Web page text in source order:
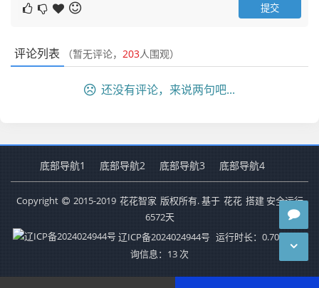
评论列表 （暂无评论， 203人围观）
还没有评论，来说两句吧...
底部导航1 底部导航2 底部导航3 底部导航4
Copyright 2015-2019 花花智家 版权所有. 基于 花花 搭建 安全运行
6572天
辽ICP备2024024944号 运行时长：0.707秒 查
询信息：13 次